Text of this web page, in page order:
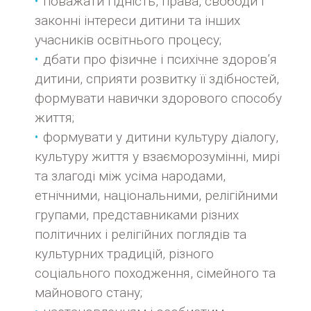
законні інтереси дитини та інших
учасників освітнього процесу;
дбати про фізичне і психічне здоров’я
дитини, сприяти розвитку її здібностей,
формувати навички здорового способу
життя;
формувати у дитини культуру діалогу,
культуру життя у взаєморозумінні, мирі
та злагоді між усіма народами,
етнічними, національними, релігійними
групами, представниками різних
політичних і релігійних поглядів та
культурних традицій, різного
соціального походження, сімейного та
майнового стану;